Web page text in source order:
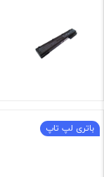
باتری لپ تاپ